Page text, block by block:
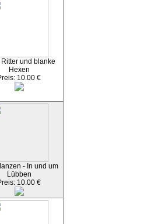
und blanke
Hexen
10.00 €
- In und um
Lübben
10.00 €